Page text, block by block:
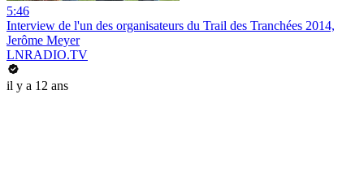
5:46
Interview de l'un des organisateurs du Trail des Tranchées 2014,
Jerôme Meyer
LNRADIO.TV
il y a 12 ans